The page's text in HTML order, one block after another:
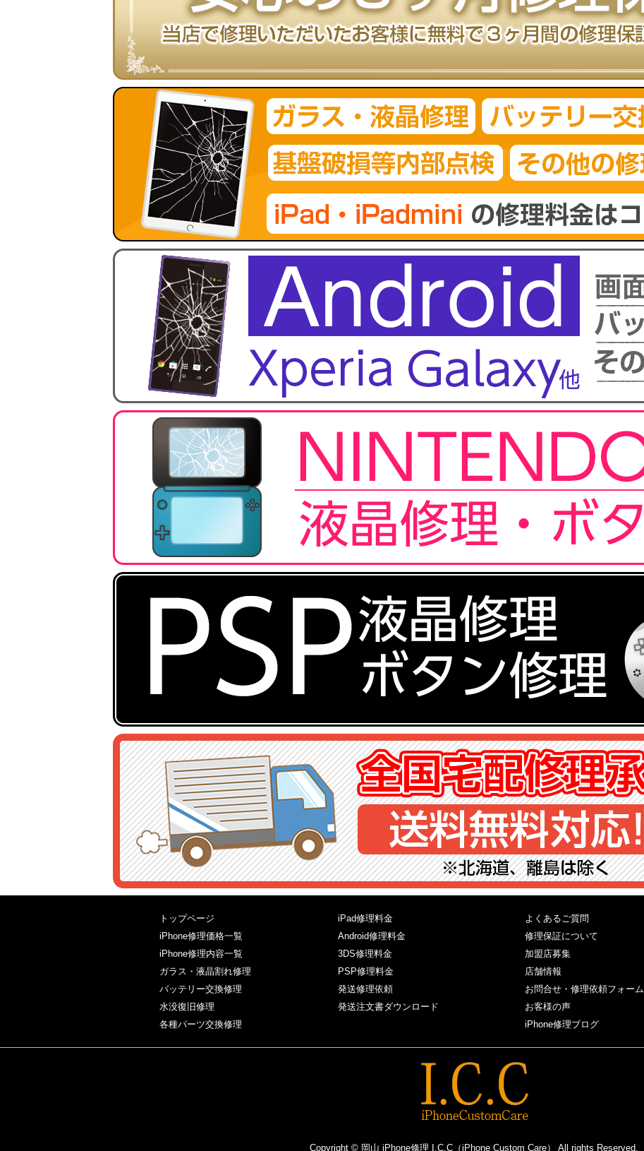
トップページ
iPhone修理価格一覧
iPhone修理内容一覧
ガラス・液晶割れ修理
バッテリー交換修理
水没復旧修理
各種パーツ交換修理
iPad修理料金
Android修理料金
3DS修理料金
PSP修理料金
発送修理依頼
発送注文書ダウンロード
よくあるご質問
修理保証について
加盟店募集
店舗情報
お問合せ・修理依頼フォーム
お客様の声
iPhone修理ブログ
Copyright © 岡山 iPhone修理 I.C.C（iPhone Custom Care） All rights Reserved.